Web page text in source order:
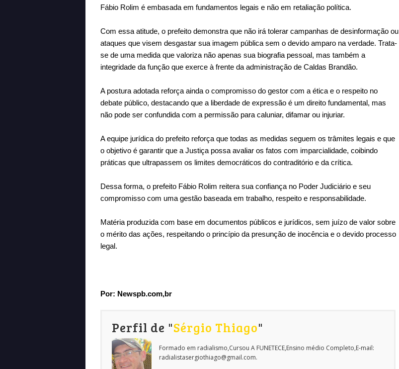
Fábio Rolim é embasada em fundamentos legais e não em retaliação política.
Com essa atitude, o prefeito demonstra que não irá tolerar campanhas de desinformação ou
ataques que visem desgastar sua imagem pública sem o devido amparo na verdade. Trata-
se de uma medida que valoriza não apenas sua biografia pessoal, mas também a
integridade da função que exerce à frente da administração de Caldas Brandão.
A postura adotada reforça ainda o compromisso do gestor com a ética e o respeito no
debate público, destacando que a liberdade de expressão é um direito fundamental, mas
não pode ser confundida com a permissão para caluniar, difamar ou injuriar.
A equipe jurídica do prefeito reforça que todas as medidas seguem os trâmites legais e que
o objetivo é garantir que a Justiça possa avaliar os fatos com imparcialidade, coibindo
práticas que ultrapassem os limites democráticos do contraditório e da crítica.
Dessa forma, o prefeito Fábio Rolim reitera sua confiança no Poder Judiciário e seu
compromisso com uma gestão baseada em trabalho, respeito e responsabilidade.
Matéria produzida com base em documentos públicos e jurídicos, sem juízo de valor sobre
o mérito das ações, respeitando o princípio da presunção de inocência e o devido processo
legal.
Por: Newspb.com,br
Perfil de "Sérgio Thiago"
Formado em radialismo,Cursou A FUNETECE,Ensino médio Completo,E-mail:
radialistasergiothiago@gmail.com.